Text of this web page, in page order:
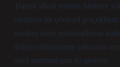
Toprak alkali sorunu, binlerce
sürdüren bir çevresel
modern tarım teknolojilerine
doğayı dönüştürme çabasının
nasıl sınırlandığını da gösterir.